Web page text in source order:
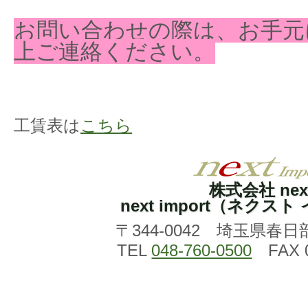
お問い合わせの際は、お手
上ご連絡ください。
工賃表は こちら
株式会社
next import（ネクスト
〒344-0042 埼玉県春日
TEL 048-760-0500 FAX